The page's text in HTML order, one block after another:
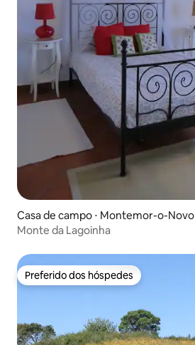
Casa de campo ⋅ Montemor-o-Novo
Monte da Lagoinha
Preferido dos hóspedes
Preferido dos hóspedes